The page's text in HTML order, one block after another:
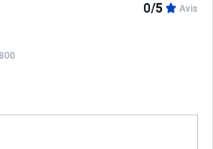
0/5 Avis